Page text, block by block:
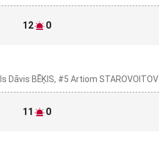
12 0
Dāvis BĒĶIS, #5 Artiom STAROVOITOV
11 0